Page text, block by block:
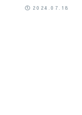
2024.07.18